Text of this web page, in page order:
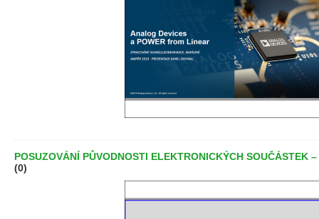
POSUZOVÁNÍ PŮVODNOSTI ELEKTRONICKÝCH SOUČÁSTEK
(0)